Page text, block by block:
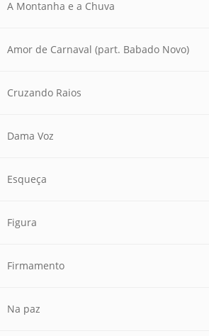
A Montanha e a Chuva
Amor de Carnaval (part. Babado Novo)
Cruzando Raios
Dama Voz
Esqueça
Figura
Firmamento
Na paz